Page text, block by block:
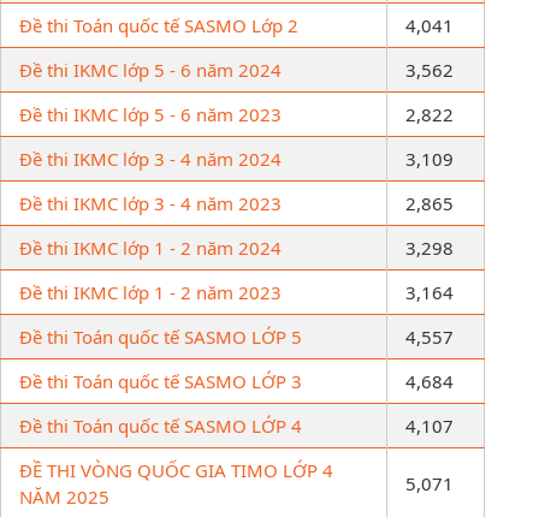
Đề thi Toán quốc tế SASMO Lớp 2
4,041
Đề thi IKMC lớp 5 - 6 năm 2024
3,562
Đề thi IKMC lớp 5 - 6 năm 2023
2,822
Đề thi IKMC lớp 3 - 4 năm 2024
3,109
Đề thi IKMC lớp 3 - 4 năm 2023
2,865
Đề thi IKMC lớp 1 - 2 năm 2024
3,298
Đề thi IKMC lớp 1 - 2 năm 2023
3,164
Đề thi Toán quốc tế SASMO LỚP 5
4,557
Đề thi Toán quốc tế SASMO LỚP 3
4,684
Đề thi Toán quốc tế SASMO LỚP 4
4,107
ĐỀ THI VÒNG QUỐC GIA TIMO LỚP 4
NĂM 2025
5,071